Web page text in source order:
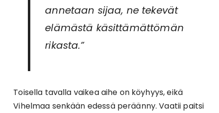
annetaan sijaa, ne tekevät
elämästä käsittämättömän
rikasta.”
Toisella tavalla vaikea aihe on köyhyys, eikä
Vihelmaa senkään edessä peräänny. Vaatii paitsi